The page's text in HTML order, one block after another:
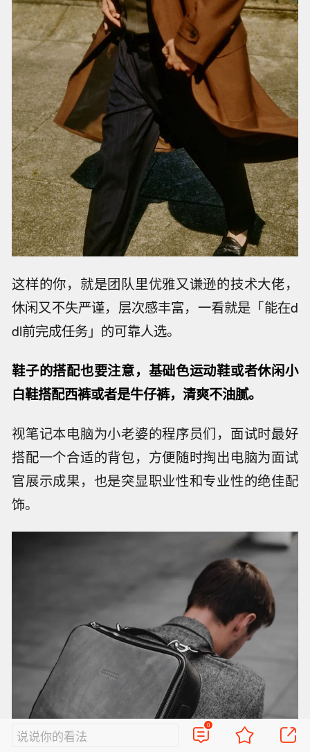
这样的你，就是团队里优雅又谦逊的技术大佬，
休闲又不失严谨，层次感丰富，一看就是「能在d
dl前完成任务」的可靠人选。
鞋子的搭配也要注意，基础色运动鞋或者休闲小
白鞋搭配西裤或者是牛仔裤，清爽不油腻。
视笔记本电脑为小老婆的程序员们，面试时最好
搭配一个合适的背包，方便随时掏出电脑为面试
官展示成果，也是突显职业性和专业性的绝佳配
饰。
说说你的看法
0